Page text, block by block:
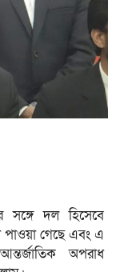
সঙ্গে দল হিসেবে
পাওয়া গেছে এবং এ
অপরাধ